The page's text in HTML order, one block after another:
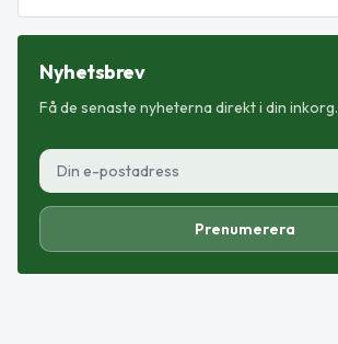
Nyhetsbrev
Få de senaste nyheterna direkt i din inkorg.
Prenumerera